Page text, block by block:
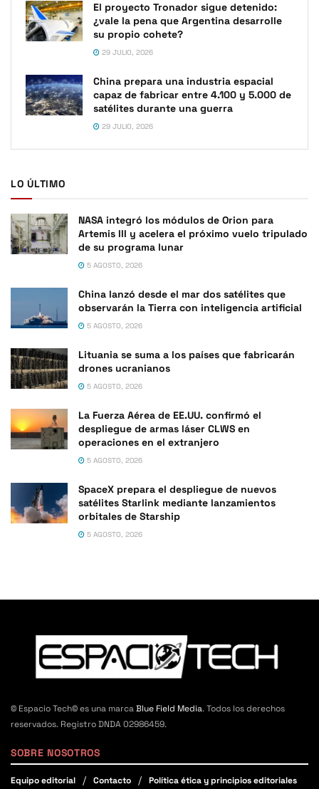
El proyecto Tronador sigue detenido:
¿vale la pena que Argentina desarrolle
su propio cohete?
29 JULIO, 2026
China prepara una industria espacial
capaz de fabricar entre 4.100 y 5.000 de
satélites durante una guerra
29 JULIO, 2026
LO ÚLTIMO
NASA integró los módulos de Orion para
Artemis III y acelera el próximo vuelo tripulado
de su programa lunar
5 AGOSTO, 2026
China lanzó desde el mar dos satélites que
observarán la Tierra con inteligencia artificial
5 AGOSTO, 2026
Lituania se suma a los países que fabricarán
drones ucranianos
5 AGOSTO, 2026
La Fuerza Aérea de EE.UU. confirmó el
despliegue de armas láser CLWS en
operaciones en el extranjero
5 AGOSTO, 2026
SpaceX prepara el despliegue de nuevos
satélites Starlink mediante lanzamientos
orbitales de Starship
5 AGOSTO, 2026
© Espacio Tech© es una marcaBlue Field Media. Todos los derechos
reservados. Registro DNDA 02986459.
SOBRE NOSOTROS
Equipo editorial Contacto Política ética y principios editoriales